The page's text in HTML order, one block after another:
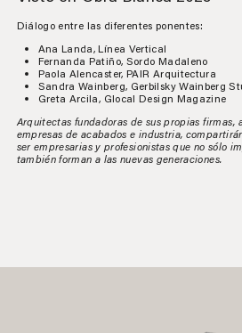
Diálogo entre las diferentes ponentes:
Ana Landa, Línea Vertical
Fernanda Patiño, Sordo Madaleno
Paola Alencaster, PAIR Arquitectura
Sandra Wainberg, Gerbilsky Wainberg
Greta Arcila, Glocal Design Magazine
Arquitectas fundadoras de sus propias firmas,
empresas de acabados e industria,
ser empresarias y profesionistas que no sólo
también forman a las nuevas generaciones.